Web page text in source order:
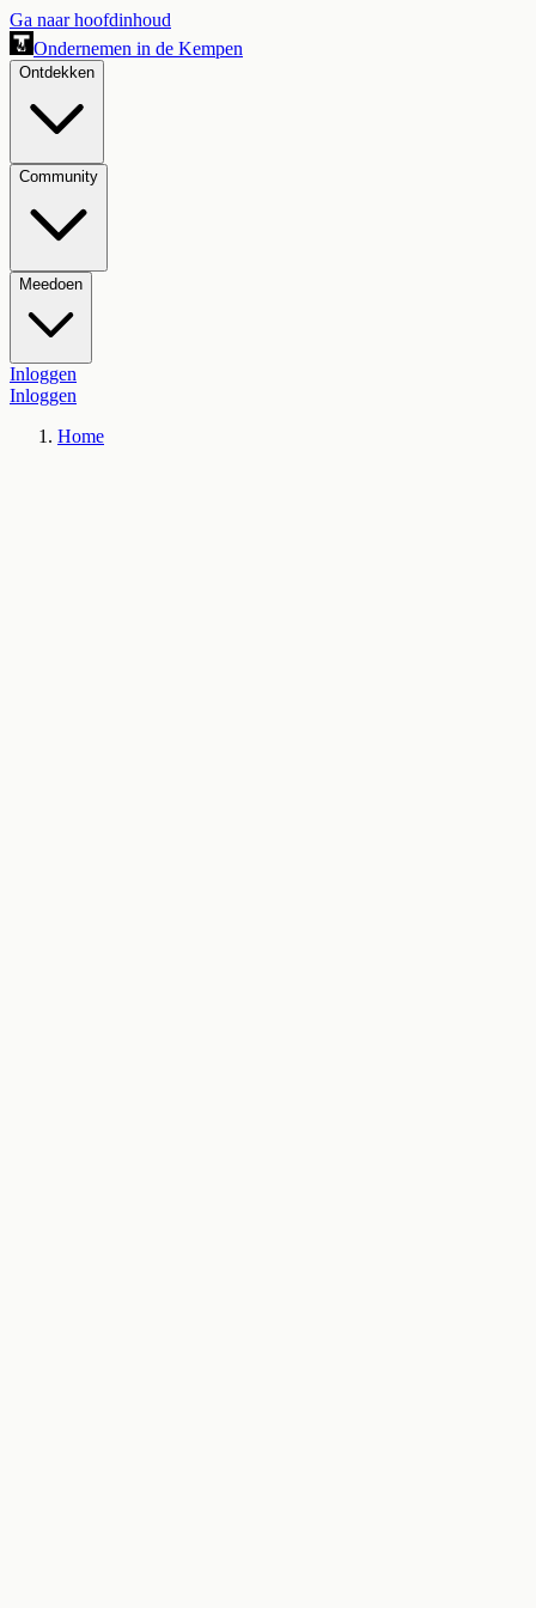
Ga naar hoofdinhoud
Ondernemen in de Kempen
Ontdekken
Community
Meedoen
Inloggen
Inloggen
Home